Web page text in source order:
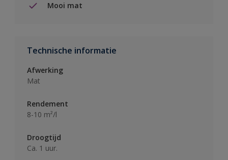
Mooi mat
Technische informatie
Afwerking
Mat
Rendement
8-10 m²/l
Droogtijd
Ca. 1 uur.